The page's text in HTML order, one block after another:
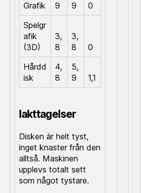
Grafik
9
9
0
Spelgr
afik
(3D)
3,
8
3,
8
0
Hårdd
isk
4,
8
5,
9
1,1
Iakttagelser
Disken är helt tyst,
inget knaster från den
alltså. Maskinen
upplevs totalt sett
som något tystare.